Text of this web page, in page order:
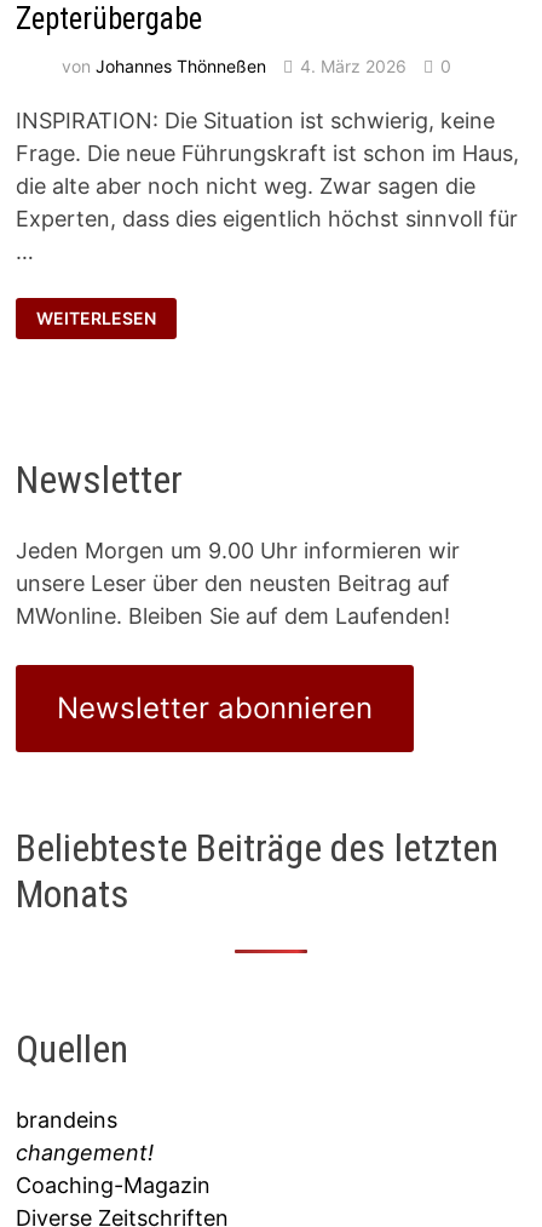
Zepterübergabe
vonJohannes Thönneßen 4. März 2026 0
INSPIRATION: Die Situation ist schwierig, keine
Frage. Die neue Führungskraft ist schon im Haus,
die alte aber noch nicht weg. Zwar sagen die
Experten, dass dies eigentlich höchst sinnvoll für
…
ZEPTERÜBERGABE
WEITERLESEN
Newsletter
Jeden Morgen um 9.00 Uhr informieren wir
unsere Leser über den neusten Beitrag auf
MWonline. Bleiben Sie auf dem Laufenden!
Newsletter abonnieren
Beliebteste Beiträge des letzten
Monats
Quellen
brandeins
changement!
Coaching-Magazin
Diverse Zeitschriften